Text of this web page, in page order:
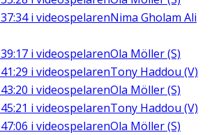
37:34i videospelarenNima Gholam Ali
39:17 i videospelarenOla Möller (S)
41:29 i videospelarenTony Haddou (V)
43:20 i videospelarenOla Möller (S)
45:21 i videospelarenTony Haddou (V)
47:06 i videospelarenOla Möller (S)